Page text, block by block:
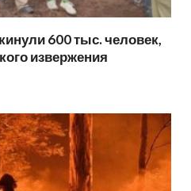
600 тыс. человек,
извержения